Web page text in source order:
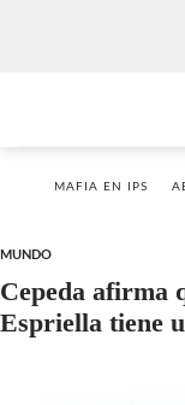
MAFIA EN IPS
MUNDO
Cepeda afirma
Espriella tiene